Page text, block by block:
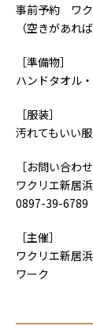
事前予約 ワ
（空きがあれ
［準備物］
ハンドタオル
［服装］
汚れてもいい
［お問い合わせ
ワクリエ新居浜
0897-39-6789
［主催］
ワクリエ新居
ワーク